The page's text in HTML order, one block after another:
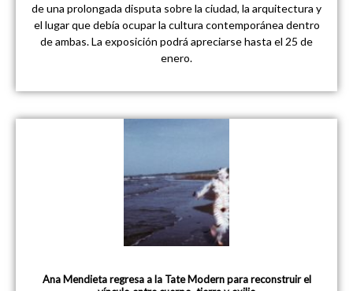
de una prolongada disputa sobre la ciudad, la arquitectura y
el lugar que debía ocupar la cultura contemporánea dentro
de ambas. La exposición podrá apreciarse hasta el 25 de
enero.
Ana Mendieta regresa a la Tate Modern para reconstruir el